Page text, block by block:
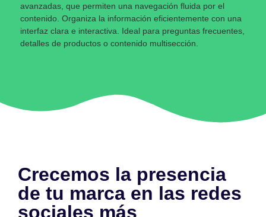
avanzadas, que permiten una navegación fluida por el
contenido. Organiza la información eficientemente con una
interfaz clara e interactiva. Ideal para preguntas frecuentes,
detalles de productos o contenido multisección.
Crecemos la presencia
de tu marca en las redes
sociales más